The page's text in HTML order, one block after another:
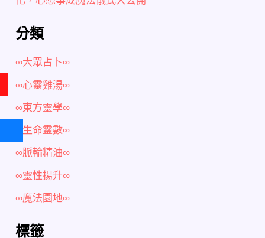
分類
∞大眾占卜∞
∞心靈雞湯∞
∞東方靈學∞
∞生命靈數∞
∞脈輪精油∞
∞靈性揚升∞
∞魔法園地∞
標籤